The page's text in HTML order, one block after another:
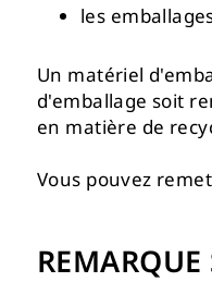
les
Un matériel
d'emballage soit
en matière de
Vous pouvez